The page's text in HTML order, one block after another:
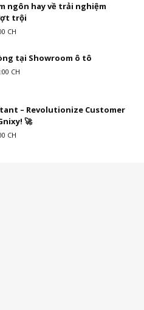
ngôn hay về trải nghiệm
trội
CH
tại Showroom ô tô
CH
– Revolutionize Customer
🚀
CH